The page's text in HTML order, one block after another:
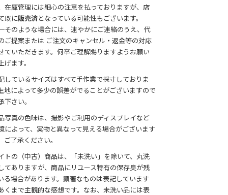
在庫管理には細心の注意を払っておりますが、店
既に販売済となっている可能性もございます。
そのような場合には、速やかにご連絡のうえ、代
ご提案または ご注文のキャンセル・返金等の対応
ていただきます。何卒ご理解賜りますようお願い
げます。
ているサイズはすべて手作業で採寸しておりま
地によって多少の誤差がでることがございますので
下さい。
写真の色味は、撮影やご利用のディスプレイなど
によって、実物と異なって見える場合がございます
ご了承ください。
トの（中古）商品は、「未洗い」を除いて、丸洗
てありますが、商品にリユース特有の保存臭が残
る場合があります。顕著なものは表記しています
くまで主観的な感想です。なお、未洗い品には表